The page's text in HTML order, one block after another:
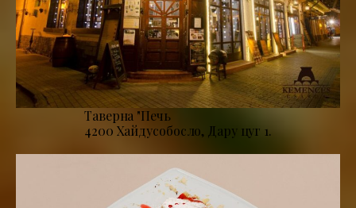
Таверна "Печь
4200 Хайдусобосло, Дару цуг 1.